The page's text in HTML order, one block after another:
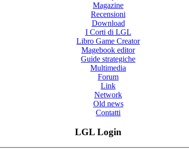
Magazine
Recensioni
Download
I Corti di LGL
Libro Game Creator
Magebook editor
Guide strategiche
Multimedia
Forum
Link
Network
Old news
Contatti
LGL Login